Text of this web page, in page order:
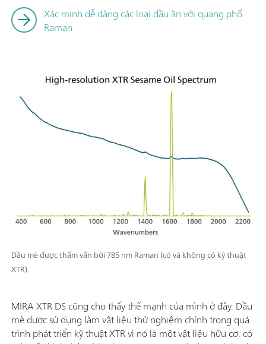
Xác minh dễ dàng các loại dầu ăn với quang phổ
Raman
Dầu mè được thẩm vấn bởi 785 nm Raman (có và không có kỹ thuật
XTR).
MIRA XTR DS cũng cho thấy thế mạnh của mình ở đây. Dầu
mè được sử dụng làm vật liệu thử nghiệm chính trong quá
trình phát triển kỹ thuật XTR vì nó là một vật liệu hữu cơ, có